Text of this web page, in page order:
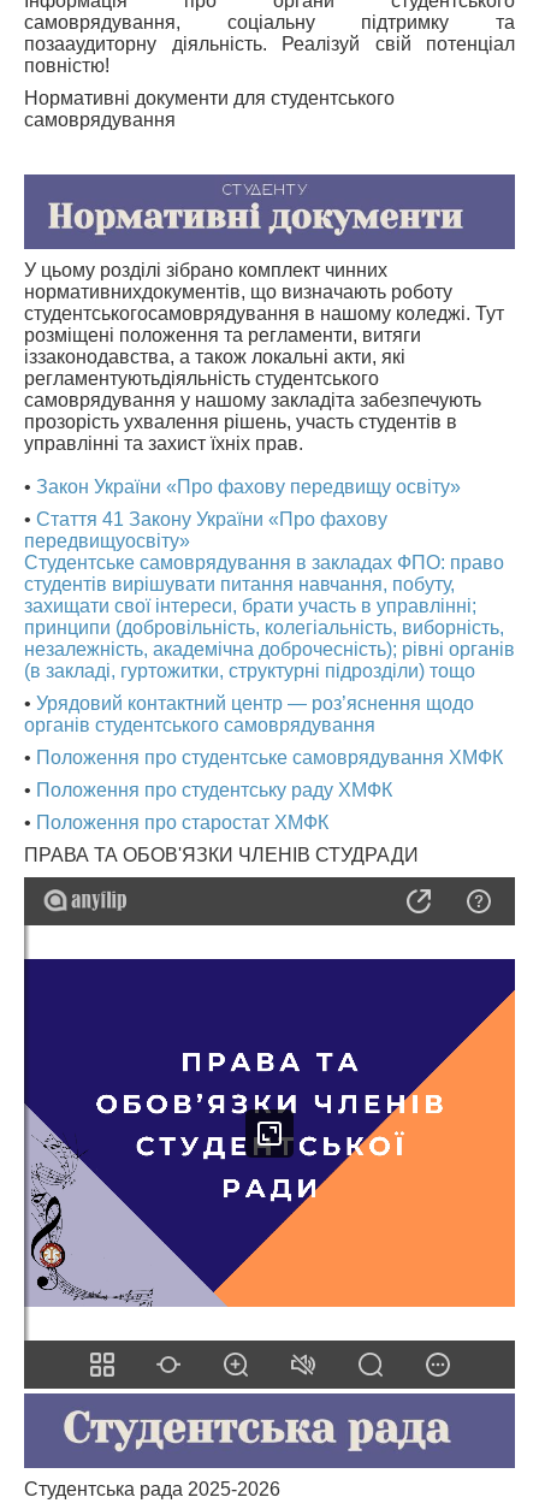
АБІТУРІЄНТУ
СТУДЕНТУ
КАБІНЕТ МЕТОДИСТА
МИСТЕЦЬКІ ПРОЄКТИ
БІБЛІОТЕКА, ФОНОТЕКА
МИСТЕЦЬКА ШКОЛА ПРИ ХМФК
самоврядування, соціальну підтримку та
позааудиторну діяльність. Реалізуй свій потенціал
повністю!
Нормативні документи для студентського
самоврядування
У цьому розділі зібрано комплект чинних
нормативнихдокументів, що визначають роботу
студентськогосамоврядування в нашому коледжі. Тут
розміщені положення та регламенти, витяги
іззаконодавства, а також локальні акти, які
регламентуютьдіяльність студентського
самоврядування у нашому закладіта забезпечують
прозорість ухвалення рішень, участь студентів в
управлінні та захист їхніх прав.
• Закон України «Про фахову передвищу освіту»
• Стаття 41 Закону України «Про фахову
передвищуосвіту»
Студентське самоврядування в закладах ФПО: право
студентів вирішувати питання навчання, побуту,
захищати свої інтереси, брати участь в управлінні;
принципи (добровільність, колегіальність, виборність,
незалежність, академічна доброчесність); рівні органів
(в закладі, гуртожитки, структурні підрозділи) тощо
• Урядовий контактний центр — роз’яснення щодо
органів студентського самоврядування
• Положення про студентське самоврядування ХМФК
• Положення про студентську раду ХМФК
• Положення про старостат ХМФК
ПРАВА ТА ОБОВ'ЯЗКИ ЧЛЕНІВ СТУДРАДИ
Студентська рада 2025-2026